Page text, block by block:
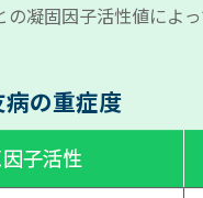
凝固因子活性値によ
の重症度